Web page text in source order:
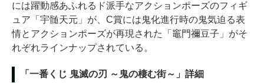
には躍動感あふれるド派手なアクションポーズのフィギ
ュア「宇髄天元」が、C賞には鬼化進行時の鬼気迫る表
情とアクションポーズが再現された「竈門禰豆子」がそ
れぞれラインナップされている。
「一番くじ 鬼滅の刃 ～鬼の棲む街～」詳細